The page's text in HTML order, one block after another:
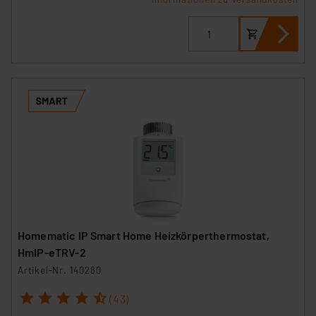
Homematic IP Smart Home Heizkörperthermostat,
HmIP-eTRV-2
Artikel-Nr. 140280
1 2 3 4 5 (43)